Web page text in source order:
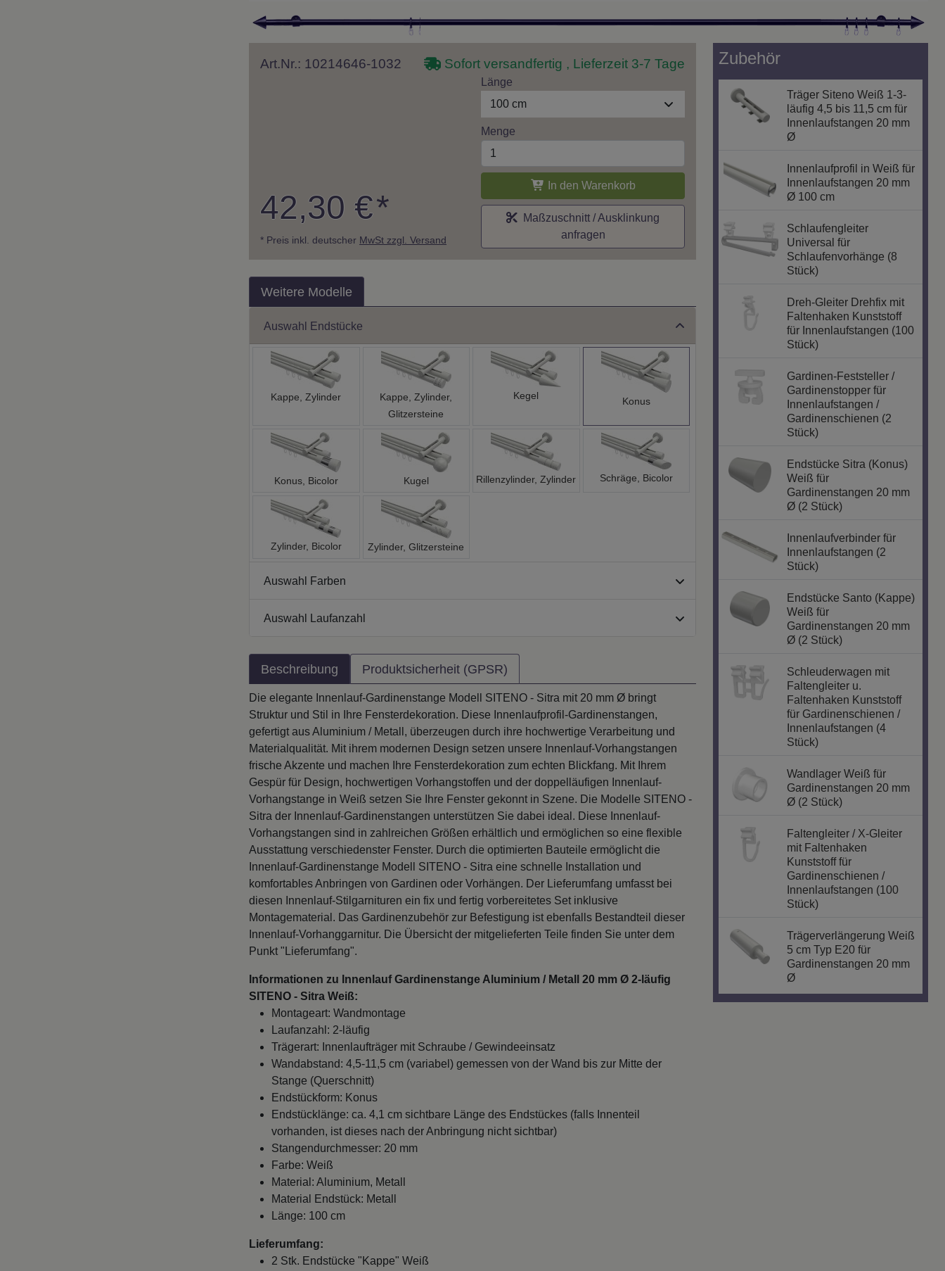
Art.Nr.: 10214646-1032 Sofort versandfertig , Lieferzeit 3-7 Tage
42,30 €*
* Preis inkl. deutscher MwSt zzgl. Versand
Länge
100 cm
Menge
In den Warenkorb
Maßzuschnitt / Ausklinkung
anfragen
Weitere Modelle
Auswahl Endstücke
Kappe, Zylinder
Kappe, Zylinder,
Glitzersteine
Kegel Konus
Konus, Bicolor Kugel Rillenzylinder, Zylinder Schräge, Bicolor
Zylinder, Bicolor Zylinder, Glitzersteine
Auswahl Farben
Auswahl Laufanzahl
Beschreibung Produktsicherheit (GPSR)
Die elegante Innenlauf-Gardinenstange Modell SITENO - Sitra mit 20 mm Ø bringt
Struktur und Stil in Ihre Fensterdekoration. Diese Innenlaufprofil-Gardinenstangen,
gefertigt aus Aluminium / Metall, überzeugen durch ihre hochwertige Verarbeitung und
Materialqualität. Mit ihrem modernen Design setzen unsere Innenlauf-Vorhangstangen
frische Akzente und machen Ihre Fensterdekoration zum echten Blickfang. Mit Ihrem
Gespür für Design, hochwertigen Vorhangstoffen und der doppelläufigen Innenlauf-
Vorhangstange in Weiß setzen Sie Ihre Fenster gekonnt in Szene. Die Modelle SITENO -
Sitra der Innenlauf-Gardinenstangen unterstützen Sie dabei ideal. Diese Innenlauf-
Vorhangstangen sind in zahlreichen Größen erhältlich und ermöglichen so eine flexible
Ausstattung verschiedenster Fenster. Durch die optimierten Bauteile ermöglicht die
Innenlauf-Gardinenstange Modell SITENO - Sitra eine schnelle Installation und
komfortables Anbringen von Gardinen oder Vorhängen. Der Lieferumfang umfasst bei
diesen Innenlauf-Stilgarnituren ein fix und fertig vorbereitetes Set inklusive
Montagematerial. Das Gardinenzubehör zur Befestigung ist ebenfalls Bestandteil dieser
Innenlauf-Vorhanggarnitur. Die Übersicht der mitgelieferten Teile finden Sie unter dem
Punkt "Lieferumfang".
Informationen zu Innenlauf Gardinenstange Aluminium / Metall 20 mm Ø 2-läufig
SITENO - Sitra Weiß:
Montageart: Wandmontage
Laufanzahl: 2-läufig
Trägerart: Innenlaufträger mit Schraube / Gewindeeinsatz
Wandabstand: 4,5-11,5 cm (variabel) gemessen von der Wand bis zur Mitte der
Stange (Querschnitt)
Endstückform: Konus
Endstücklänge: ca. 4,1 cm sichtbare Länge des Endstückes (falls Innenteil
vorhanden, ist dieses nach der Anbringung nicht sichtbar)
Stangendurchmesser: 20 mm
Farbe: Weiß
Material: Aluminium, Metall
Material Endstück: Metall
Länge: 100 cm
Lieferumfang:
2 Stk. Endstücke "Kappe" Weiß
Zubehör
Träger Siteno Weiß 1-3-
läufig 4,5 bis 11,5 cm für
Innenlaufstangen 20 mm
Ø
Innenlaufprofil in Weiß für
Innenlaufstangen 20 mm
Ø 100 cm
Schlaufengleiter
Universal für
Schlaufenvorhänge (8
Stück)
Dreh-Gleiter Drehfix mit
Faltenhaken Kunststoff
für Innenlaufstangen (100
Stück)
Gardinen-Feststeller /
Gardinenstopper für
Innenlaufstangen /
Gardinenschienen (2
Stück)
Endstücke Sitra (Konus)
Weiß für
Gardinenstangen 20 mm
Ø (2 Stück)
Innenlaufverbinder für
Innenlaufstangen (2
Stück)
Endstücke Santo (Kappe)
Weiß für
Gardinenstangen 20 mm
Ø (2 Stück)
Schleuderwagen mit
Faltengleiter u.
Faltenhaken Kunststoff
für Gardinenschienen /
Innenlaufstangen (4
Stück)
Wandlager Weiß für
Gardinenstangen 20 mm
Ø (2 Stück)
Faltengleiter / X-Gleiter
mit Faltenhaken
Kunststoff für
Gardinenschienen /
Innenlaufstangen (100
Stück)
Trägerverlängerung Weiß
5 cm Typ E20 für
Gardinenstangen 20 mm
Ø